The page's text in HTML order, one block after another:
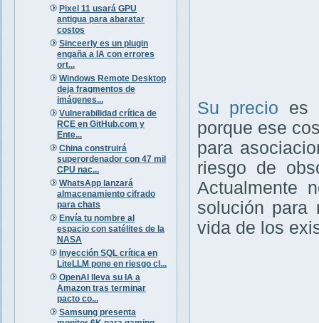
Pixel 11 usará GPU
antigua para abaratar
costos
Sinceerly es un plugin
engaña a IA con errores
ort...
Windows Remote Desktop
deja fragmentos de
imágenes...
Vulnerabilidad crítica de
RCE en GitHub.com y
Ente...
China construirá
superordenador con 47 mil
CPU nac...
WhatsApp lanzará
almacenamiento cifrado
para chats
Envía tu nombre al
espacio con satélites de la
NASA
Inyección SQL crítica en
LiteLLM pone en riesgo cl...
OpenAI lleva su IA a
Amazon tras terminar
pacto co...
Samsung presenta
Su precio es
porque ese
para
riesgo de
Actualmente
solución para
vida de los